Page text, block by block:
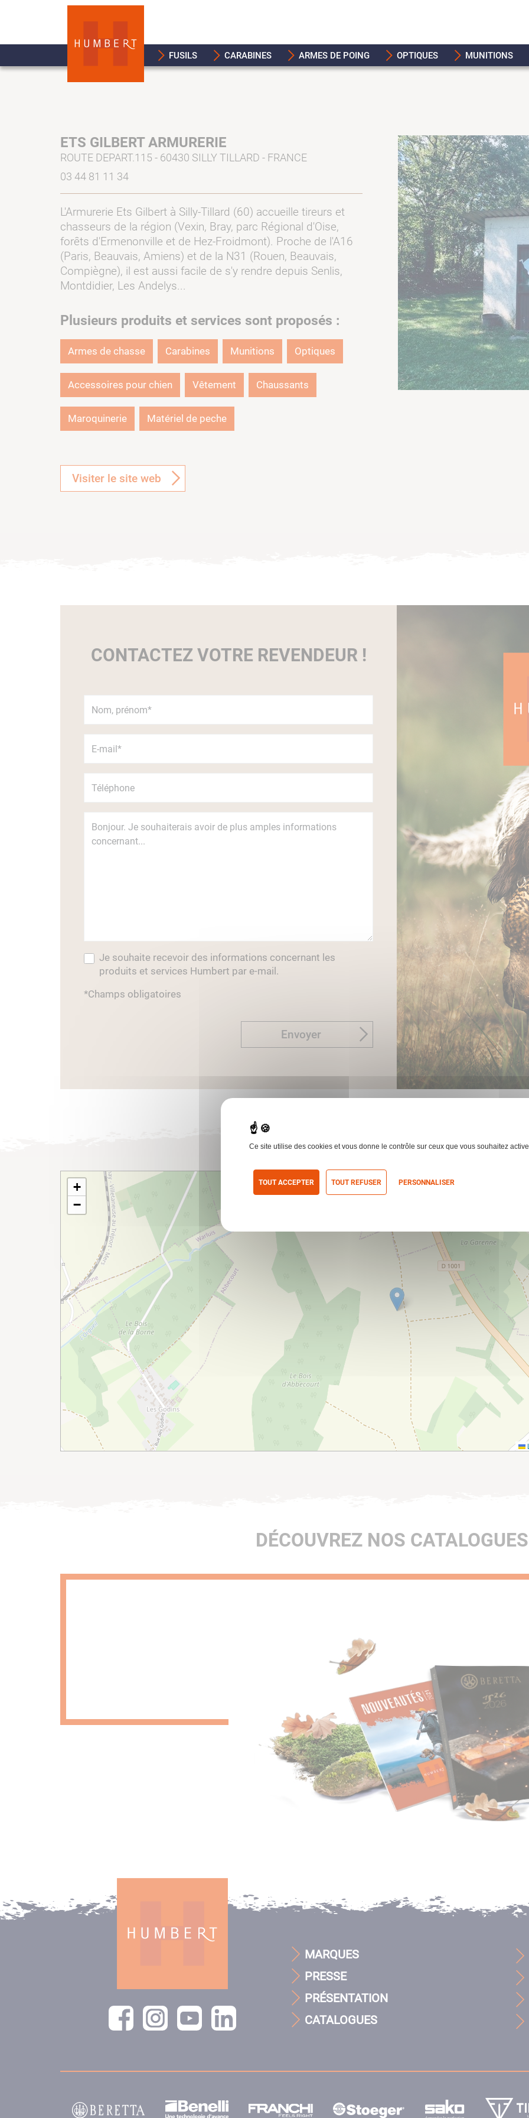
FUSILS CARABINES ARMES DE POING OPTIQUES MUNITIONS
ETS GILBERT ARMURERIE
ROUTE DEPART.115 - 60430 SILLY TILLARD - FRANCE
03 44 81 11 34
L'Armurerie Ets Gilbert à Silly-Tillard (60) accueille tireurs et
chasseurs de la région (Vexin, Bray, parc Régional d'Oise,
forêts d'Ermenonville et de Hez-Froidmont). Proche de l'A16
(Paris, Beauvais, Amiens) et de la N31 (Rouen, Beauvais,
Compiègne), il est aussi facile de s'y rendre depuis Senlis,
Montdidier, Les Andelys...
Plusieurs produits et services sont proposés :
Armes de chasse Carabines Munitions Optiques
Accessoires pour chien Vêtement Chaussants
Maroquinerie Matériel de peche
Visiter le site web
CONTACTEZ VOTRE REVENDEUR !
Je souhaite recevoir des informations concernant les
produits et services Humbert par e-mail.
*Champs obligatoires
Envoyer
+
−
DÉCOUVREZ NOS
MARQUES
PRESSE
PRÉSENTATION
CATALOGUES
Ce site utilise des cookies et vous donne le contrôle sur ceux que vous souhaitez
TOUT ACCEPTER TOUT REFUSER PERSONNALISER